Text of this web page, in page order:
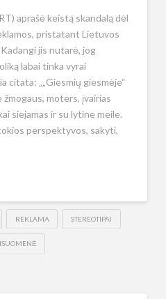
aprašė keistą skandalą dėl
pristatant Lietuvos
jis nutarė, jog
labai tinka vyrai
citata: „„Giesmių giesmėje“
žmogaus, moters, įvairias
siejamas ir su lytine meile.
perspektyvos, sakyti,
REKLAMA STEREOTIPAI